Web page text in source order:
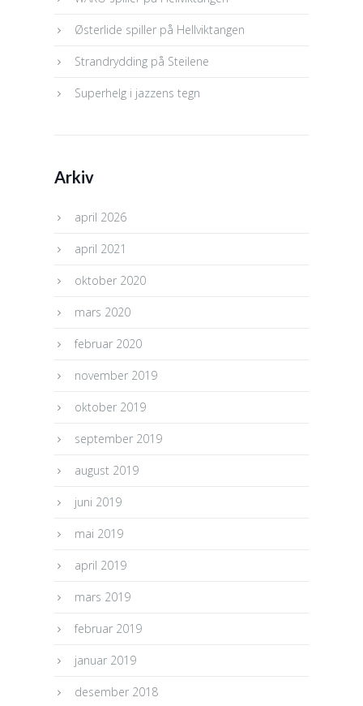
Østerlide spiller på Hellviktangen
Strandrydding på Steilene
Superhelg i jazzens tegn
Arkiv
april 2026
april 2021
oktober 2020
mars 2020
februar 2020
november 2019
oktober 2019
september 2019
august 2019
juni 2019
mai 2019
april 2019
mars 2019
februar 2019
januar 2019
desember 2018